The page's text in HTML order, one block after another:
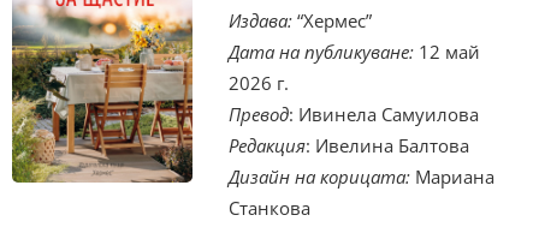
Издава: “Хермес”
Дата на публикуване: 12 май
2026 г.
Превод: Ивинела Самуилова
Редакция: Ивелина Балтова
Дизайн на корицата: Мариана
Станкова